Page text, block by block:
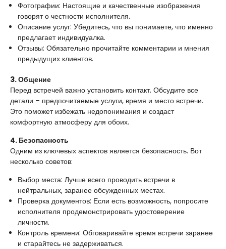
Фотографии: Настоящие и качественные изображения
говорят о честности исполнителя.
Описание услуг: Убедитесь, что вы понимаете, что именно
предлагает индивидуалка.
Отзывы: Обязательно прочитайте комментарии и мнения
предыдущих клиентов.
3. Общение
Перед встречей важно установить контакт. Обсудите все
детали – предпочитаемые услуги, время и место встречи.
Это поможет избежать недопонимания и создаст
комфортную атмосферу для обоих.
4. Безопасность
Одним из ключевых аспектов является безопасность. Вот
несколько советов:
Выбор места: Лучше всего проводить встречи в
нейтральных, заранее обсужденных местах.
Проверка документов: Если есть возможность, попросите
исполнителя продемонстрировать удостоверение
личности.
Контроль времени: Обговаривайте время встречи заранее
и старайтесь не задерживаться.